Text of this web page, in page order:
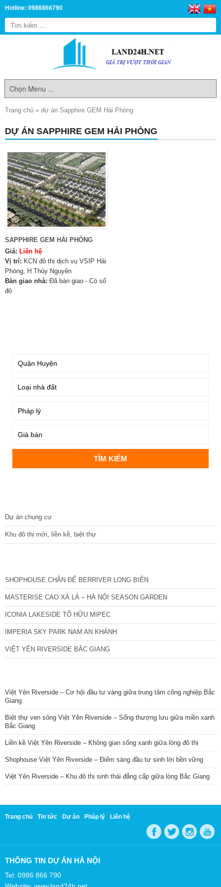
Hotline: 0986866790
Trang chủ » dự án Sapphire GEM Hải Phòng
DỰ ÁN SAPPHIRE GEM HẢI PHÒNG
SAPPHIRE GEM HẢI PHÒNG
Giá: Liên hệ
Vị trí: KCN đô thị dịch vụ VSIP Hải
Phòng, H Thủy Nguyên
Bàn giao nhà: Đã bàn giao - Có sổ
đỏ
Dự án chung cư
Khu đô thị mới, liền kề, biệt thự
SHOPHOUSE CHÂN ĐẾ BERRIVER LONG BIÊN
MASTERISE CAO XÀ LÁ – HÀ NỘI SEASON GARDEN
ICONIA LAKESIDE TỐ HỮU MIPEC
IMPERIA SKY PARK NAM AN KHÁNH
VIỆT YÊN RIVERSIDE BẮC GIANG
Việt Yên Riverside – Cơ hội đầu tư vàng giữa trung tâm công nghiệp Bắc
Giang
Biệt thự ven sông Việt Yên Riverside – Sống thượng lưu giữa miền xanh
Bắc Giang
Liền kề Việt Yên Riverside – Không gian sống xanh giữa lòng đô thị
Shophouse Việt Yên Riverside – Điểm sáng đầu tư sinh lời bền vững
Việt Yên Riverside – Khu đô thị sinh thái đẳng cấp giữa lòng Bắc Giang
Trang chủ Tin tức Dự án Pháp lý Liên hệ
THÔNG TIN DỰ ÁN HÀ NỘI
Tel: 0986 866 790